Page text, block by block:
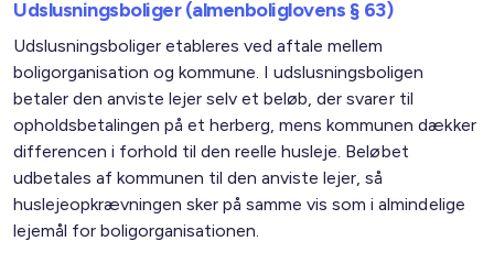
Udslusningsboliger (almenboliglovens § 63)
Udslusningsboliger etableres ved aftale mellem
boligorganisation og kommune. I udslusningsboligen
betaler den anviste lejer selv et beløb, der svarer til
opholdsbetalingen på et herberg, mens kommunen dækker
differencen i forhold til den reelle husleje. Beløbet
udbetales af kommunen til den anviste lejer, så
huslejeopkrævningen sker på samme vis som i almindelige
lejemål for boligorganisationen.